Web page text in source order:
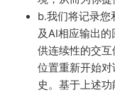
b.我们将记录您
及AI相应输出
供连续性的交
位置重新开始
史。基于上述